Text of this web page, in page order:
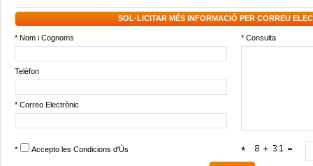
SOL·LICITAR MÉS INFORMACIÓ PER CORREU
* Nom i Cognoms * Consulta
Telèfon
* Correo Electrònic
* Accepto les Condicions d'Ús *